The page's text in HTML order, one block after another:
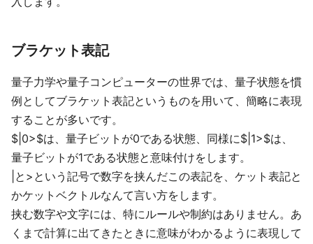
ブラケット表記
量子力学や量子コンピューターの世界では、量子状態を慣
例としてブラケット表記というものを用いて、簡略に表現
することが多いです。
$|0>$は、量子ビットが0である状態、同様に$|1>$は、
量子ビットが1である状態と意味付けをします。
|と>という記号で数字を挟んだこの表記を、ケット表記と
かケットベクトルなんて言い方をします。
挟む数字や文字には、特にルールや制約はありません。あ
くまで計算に出てきたときに意味がわかるように表現して